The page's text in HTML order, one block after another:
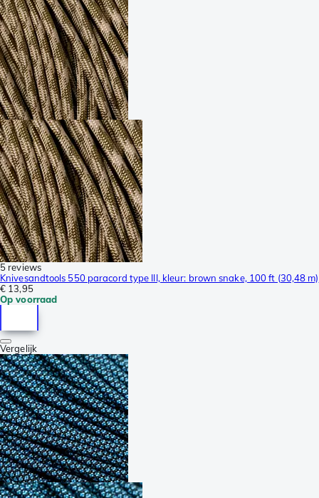
5 reviews
Knivesandtools 550 paracord type III, kleur: brown snake, 100 ft (30,48 m)
€ 13,95
Op voorraad
Vergelijk